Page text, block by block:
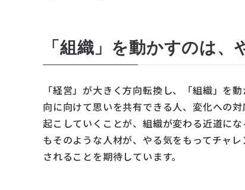
「組織」を動かすのは、
「経営」が大きく方向転換し、「組織」を
向に向けて思いを共有できる人、変化への
起こしていくことが、組織が変わる近道に
もそのような人材が、やる気をもってチャ
されることを期待しています。